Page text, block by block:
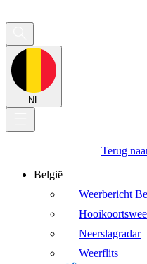
NL
Terug
België
Weerbericht
Neerslagradar
Weerflits